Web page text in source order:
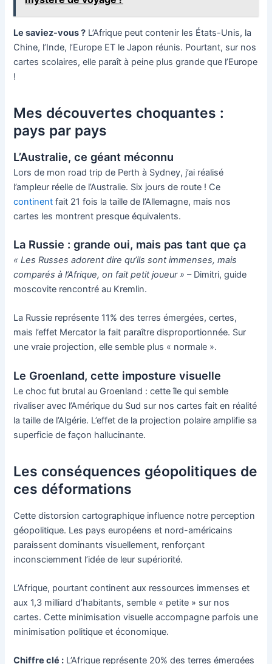
Le saviez-vous ? L’Afrique peut contenir les États-Unis, la
Chine, l’Inde, l’Europe ET le Japon réunis. Pourtant, sur nos
cartes scolaires, elle paraît à peine plus grande que l’Europe
!
Mes découvertes choquantes :
pays par pays
L’Australie, ce géant méconnu
Lors de mon road trip de Perth à Sydney, j’ai réalisé
l’ampleur réelle de l’Australie. Six jours de route ! Ce
continent fait 21 fois la taille de l’Allemagne, mais nos
cartes les montrent presque équivalents.
La Russie : grande oui, mais pas tant que ça
« Les Russes adorent dire qu’ils sont immenses, mais
comparés à l’Afrique, on fait petit joueur » – Dimitri, guide
moscovite rencontré au Kremlin.
La Russie représente 11% des terres émergées, certes,
mais l’effet Mercator la fait paraître disproportionnée. Sur
une vraie projection, elle semble plus « normale ».
Le Groenland, cette imposture visuelle
Le choc fut brutal au Groenland : cette île qui semble
rivaliser avec l’Amérique du Sud sur nos cartes fait en réalité
la taille de l’Algérie. L’effet de la projection polaire amplifie sa
superficie de façon hallucinante.
Les conséquences géopolitiques de
ces déformations
Cette distorsion cartographique influence notre perception
géopolitique. Les pays européens et nord-américains
paraissent dominants visuellement, renforçant
inconsciemment l’idée de leur supériorité.
L’Afrique, pourtant continent aux ressources immenses et
aux 1,3 milliard d’habitants, semble « petite » sur nos
cartes. Cette minimisation visuelle accompagne parfois une
minimisation politique et économique.
Chiffre clé : L’Afrique représente 20% des terres émergées